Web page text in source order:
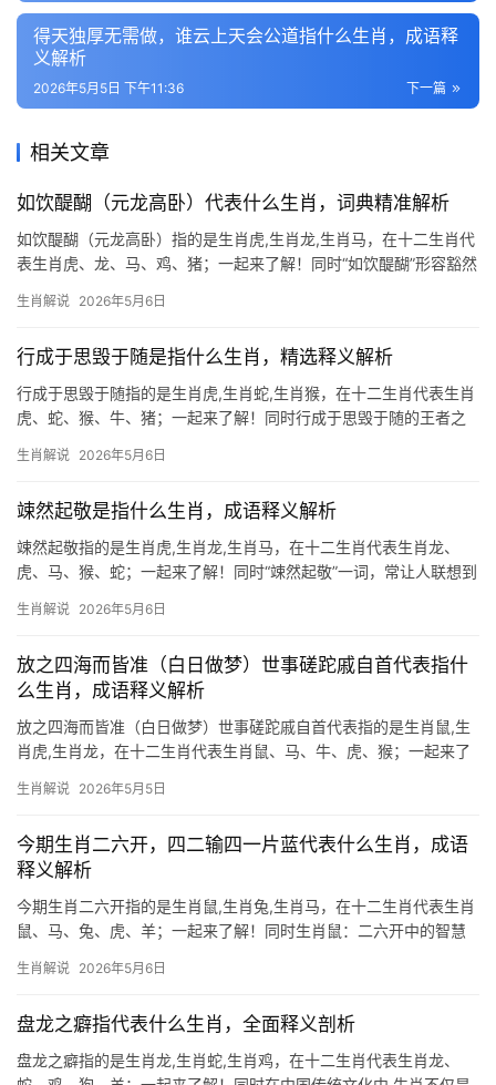
得天独厚无需做，谁云上天会公道指什么生肖，成语释
义解析
下一篇
2026年5月5日 下午11:36
相关文章
如饮醍醐（元龙高卧）代表什么生肖，词典精准解析
如饮醍醐（元龙高卧）指的是生肖虎,生肖龙,生肖马，在十二生肖代
表生肖虎、龙、马、鸡、猪；一起来了解！同时“如饮醍醐”形容豁然
识过人，但早年易因冲动陷入迷茫，尤其是29岁和41岁这两个关键
生肖解说 2026年5月6日
行成于思毁于随是指什么生肖，精选释义解析
行成于思毁于随指的是生肖虎,生肖蛇,生肖猴，在十二生肖代表生肖
虎、蛇、猴、牛、猪；一起来了解！同时行成于思毁于随的王者之
之王，天生具备决断力与魄力，但若一味随波逐流，反易落入陷
生肖解说 2026年5月6日
竦然起敬是指什么生肖，成语释义解析
竦然起敬指的是生肖虎,生肖龙,生肖马，在十二生肖代表生肖龙、
虎、马、猴、蛇；一起来了解！同时“竦然起敬”一词，常让人联想到
质，龙自古象征天威，其腾云驾雾之姿令人肃然起敬，2024甲辰龙
生肖解说 2026年5月6日
放之四海而皆准（白日做梦）世事磋跎戚自首代表指什
么生肖，成语释义解析
放之四海而皆准（白日做梦）世事磋跎戚自首代表指的是生肖鼠,生
肖虎,生肖龙，在十二生肖代表生肖鼠、马、牛、虎、猴；一起来了
分伶俐七分警觉，2026年对其而言犹如暗流涌动的棋盘，上半年易
生肖解说 2026年5月5日
今期生肖二六开，四二输四一片蓝代表什么生肖，成语
释义解析
今期生肖二六开指的是生肖鼠,生肖兔,生肖马，在十二生肖代表生肖
鼠、马、兔、虎、羊；一起来了解！同时生肖鼠：二六开中的智慧
位中正居第八，与谜面高度契合。生肖鼠之人下半年逢“天解”星入
生肖解说 2026年5月6日
盘龙之癖指代表什么生肖，全面释义剖析
盘龙之癖指的是生肖龙,生肖蛇,生肖鸡，在十二生肖代表生肖龙、